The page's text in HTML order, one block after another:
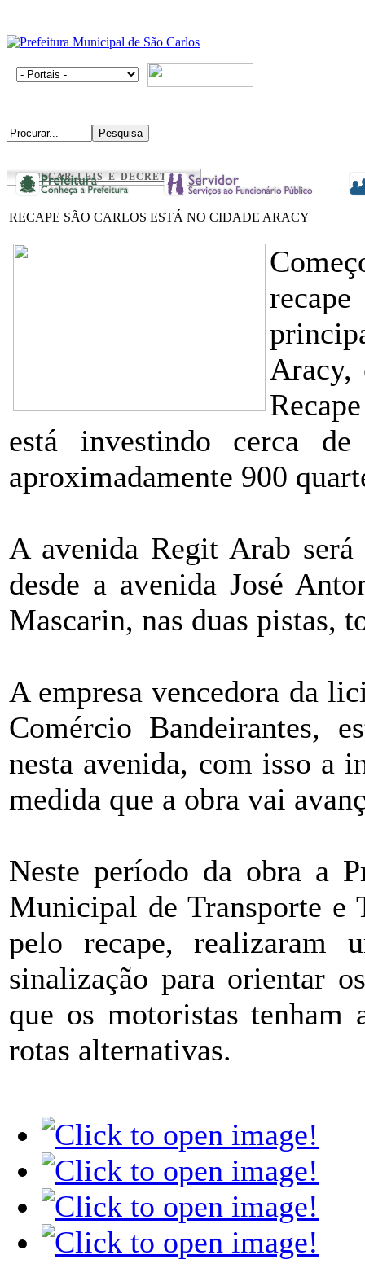
BUSCAR LEIS E DECRETOS
RECAPE SÃO CARLOS ESTÁ NO CIDADE ARACY
Aracy,
está investindo cerca
aproximadamente 900
A avenida Regit Arab será
desde a avenida José
Mascarin, nas duas pistas,
A empresa vencedora da
Comércio Bandeirantes,
nesta avenida, com isso a
medida que a obra vai
Neste período da obra a
Municipal de Transporte e
pelo recape, realizaram
sinalização para orientar
que os motoristas tenham
rotas alternativas.